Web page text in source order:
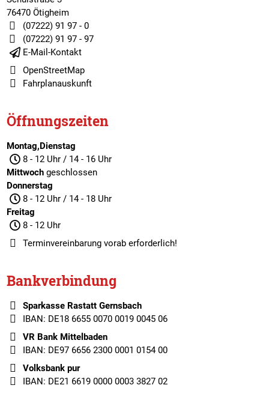
76470 Ötigheim
(07222) 91 97 - 0
(07222) 91 97 - 97
E-Mail-Kontakt
OpenStreetMap
Fahrplanauskunft
Öffnungszeiten
Montag,Dienstag
8 - 12 Uhr / 14 - 16 Uhr
Mittwochgeschlossen
Donnerstag
8 - 12 Uhr / 14 - 18 Uhr
Freitag
8 - 12 Uhr
Terminvereinbarungvorab erforderlich!
Bankverbindung
Sparkasse Rastatt Gernsbach
IBAN: DE18 6655 0070 0019 0045 06
VR Bank Mittelbaden
IBAN: DE97 6656 2300 0001 0154 00
Volksbank pur
IBAN: DE21 6619 0000 0003 3827 02